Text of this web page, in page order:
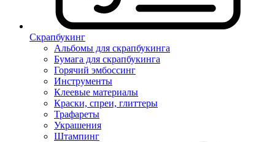
Скрапбукинг
Альбомы для скрапбукинга
Бумага для скрапбукинга
Горячий эмбоссинг
Инструменты
Клеевые материалы
Краски, спреи, глиттеры
Трафареты
Украшения
Штампинг